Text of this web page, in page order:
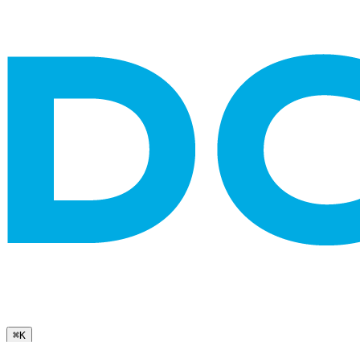
⌘K